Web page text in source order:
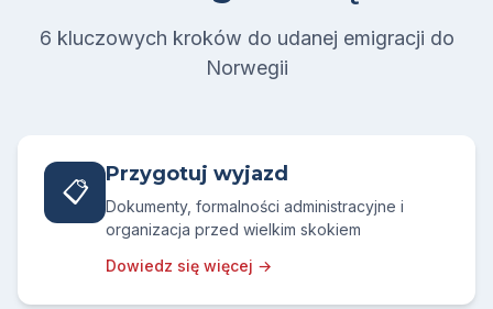
6 kluczowych kroków do udanej emigracji do
Norwegii
📋
Przygotuj wyjazd
Dokumenty, formalności administracyjne i
organizacja przed wielkim skokiem
Dowiedz się więcej →